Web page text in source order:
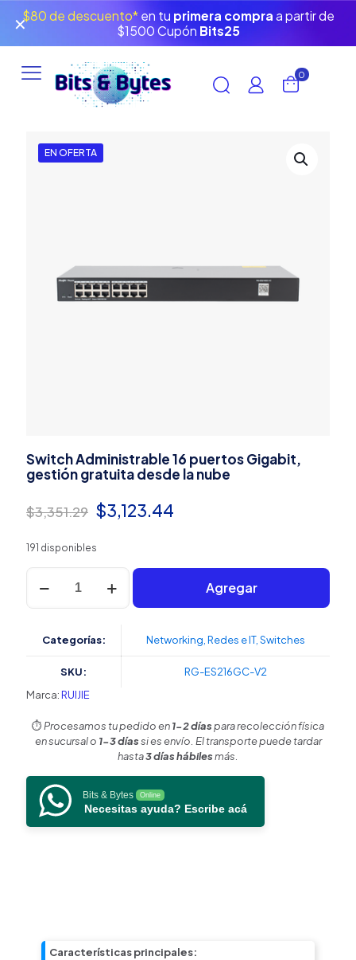
$80 de descuento*en tu primera compra a partir de
$1500 Cupón Bits25
✕
0
EN OFERTA
Switch Administrable 16 puertos Gigabit,
gestión gratuita desde la nube
$3,351.29 El
era:
$3,351.29.
$3,123.44
$3,123.44.
191 disponibles
Switch
Administrable
16
Gigabit,
la
cantidad
Agregar
Categorías: Networking Redes e IT, Switches
SKU:
RG-ES216GC-V2
Marca:RUIJIE
⏱️Procesamos tu pedido en1-2 díaspara recolección física
en sucursal o 1-3 díassi es envío. El transporte puede tardar
hasta3 días hábilesmás.
Bits & Bytes Online
Necesitas ayuda? Escribe acá
Características principales: